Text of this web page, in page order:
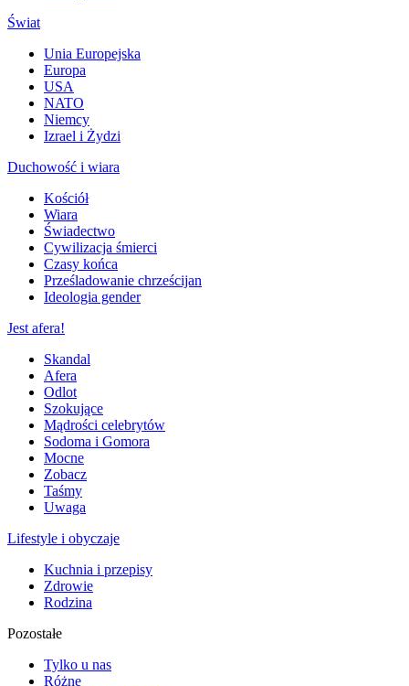
Świat
Unia Europejska
Europa
USA
NATO
Niemcy
Izrael i Żydzi
Duchowość i wiara
Kościół
Wiara
Świadectwo
Cywilizacja śmierci
Czasy końca
Prześladowanie chrześcijan
Ideologia gender
Jest afera!
Skandal
Afera
Odlot
Szokujące
Mądrości celebrytów
Sodoma i Gomora
Mocne
Zobacz
Taśmy
Uwaga
Lifestyle i obyczaje
Kuchnia i przepisy
Zdrowie
Rodzina
Pozostałe
Tylko u nas
Różne